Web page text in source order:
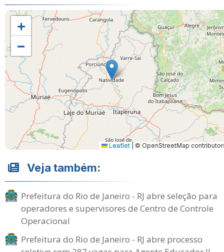
+
−
Leaflet © OpenStreetMap
Veja também:
Prefeitura do Rio de Janeiro - RJ abre seleção para
operadores e supervisores de Centro de Controle
Operacional
Prefeitura do Rio de Janeiro - RJ abre processo